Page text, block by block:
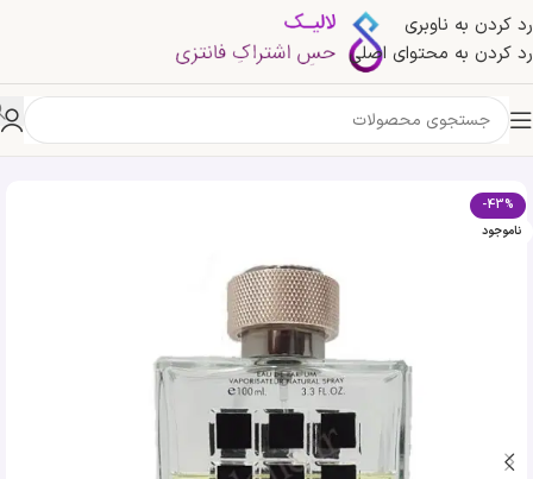
رد کردن به ناوبری
رد کردن به محتوای اصلی
خانه »فروشگاه »عطر ادکلن مردانه اکسپلور فراگرنس ورد Fragrance World Explore
-43%
ناموجود